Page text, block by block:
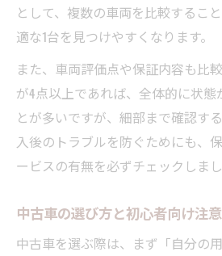
として、複数の車両を比較するこ
適な1台を見つけやすくなります。
また、車両評価点や保証内容も比
が4点以上であれば、全体的に状態
とが多いですが、細部まで確認す
入後のトラブルを防ぐためにも、
ービスの有無を必ずチェックしまし
中古車の選び方と初心者向け注
中古車を選ぶ際は、まず「自分の